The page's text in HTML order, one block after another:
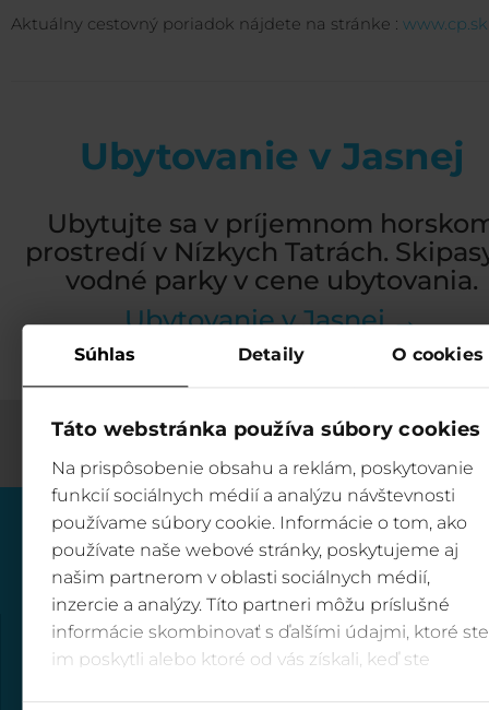
Súhlas Detaily O cookies
Táto webstránka používa súbory cookies
Na prispôsobenie obsahu a reklám, poskytovanie
funkcií sociálnych médií a analýzu návštevnosti
používame súbory cookie. Informácie o tom, ako
používate naše webové stránky, poskytujeme aj
našim partnerom v oblasti sociálnych médií,
inzercie a analýzy. Títo partneri môžu príslušné
informácie skombinovať s ďalšími údajmi, ktoré ste
im poskytli alebo ktoré od vás získali, keď ste
Aktuálny cestovný poriadok nájdete na stránke : www.cp.sk
Ubytovanie v Jasnej
Ubytujte sa v príjemnom
prostredí v Nízkych Tatrách.
vodné parky v cene ubytovania.
Ubytovanie v Jasnej →
Klientské centrum Biela púť
PO - NE= 8:00 - 17:30
+421 907 88 66 44